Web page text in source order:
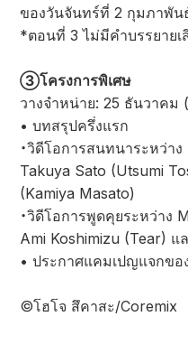
ของวันจันทร์ที่ 2 กุมภาพัน
*ตอนที่ 3 ไม่มีคำบรรยายเ
③โครงการพิเศษ
วางจำหน่าย: 25 ธันวาคม
• บทสรุปครึ่งแรก
・วิดีโอการสนทนาระหว่า
Takuya Sato (Utsumi
(Kamiya Masato)
・วิดีโอการพูดคุยระหว่าง
Ami Koshimizu (Tear) แ
• ประกาศแคมเปญแจกข
©โฮโจ สึคาสะ/Coremix